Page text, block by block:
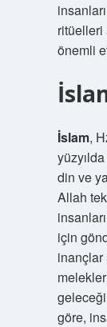
ritüelleri
önemli
İslam,
din ve
Allah
için
inançlar
göre,